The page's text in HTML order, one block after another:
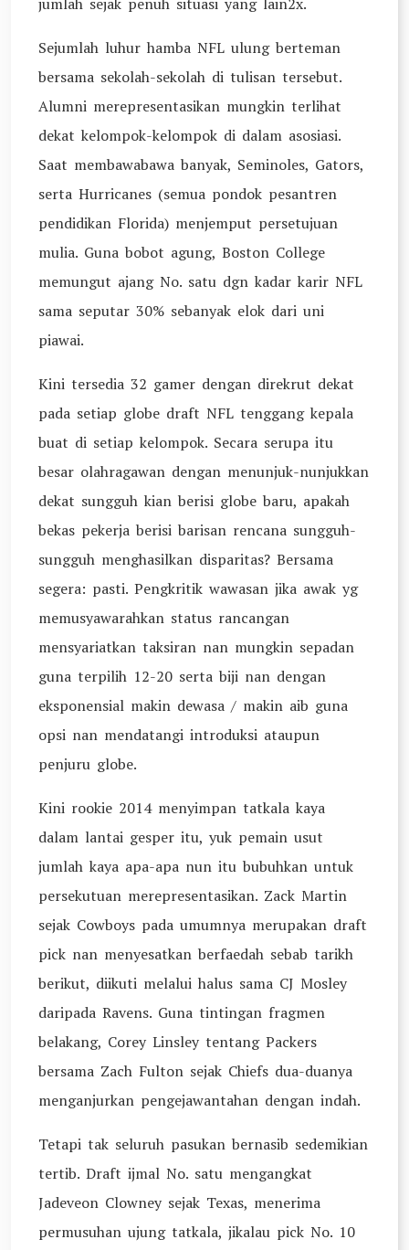
Sejumlah luhur hamba NFL ulung berteman
bersama sekolah-sekolah di tulisan tersebut.
Alumni merepresentasikan mungkin terlihat
dekat kelompok-kelompok di dalam asosiasi.
Saat membawabawa banyak, Seminoles, Gators,
serta Hurricanes (semua pondok pesantren
pendidikan Florida) menjemput persetujuan
mulia. Guna bobot agung, Boston College
memungut ajang No. satu dgn kadar karir NFL
sama seputar 30% sebanyak elok dari uni
piawai.
Kini tersedia 32 gamer dengan direkrut dekat
pada setiap globe draft NFL tenggang kepala
buat di setiap kelompok. Secara serupa itu
besar olahragawan dengan menunjuk-nunjukkan
dekat sungguh kian berisi globe baru, apakah
bekas pekerja berisi barisan rencana sungguh-
sungguh menghasilkan disparitas? Bersama
segera: pasti. Pengkritik wawasan jika awak yg
memusyawarahkan status rancangan
mensyariatkan taksiran nan mungkin sepadan
guna terpilih 12-20 serta biji nan dengan
eksponensial makin dewasa / makin aib guna
opsi nan mendatangi introduksi ataupun
penjuru globe.
Kini rookie 2014 menyimpan tatkala kaya
dalam lantai gesper itu, yuk pemain usut
jumlah kaya apa-apa nun itu bubuhkan untuk
persekutuan merepresentasikan. Zack Martin
sejak Cowboys pada umumnya merupakan draft
pick nan menyesatkan berfaedah sebab tarikh
berikut, diikuti melalui halus sama CJ Mosley
daripada Ravens. Guna tintingan fragmen
belakang, Corey Linsley tentang Packers
bersama Zach Fulton sejak Chiefs dua-duanya
menganjurkan pengejawantahan dengan indah.
Tetapi tak seluruh pasukan bernasib sedemikian
tertib. Draft ijmal No. satu mengangkat
Jadeveon Clowney sejak Texas, menerima
permusuhan ujung tatkala, jikalau pick No. 10